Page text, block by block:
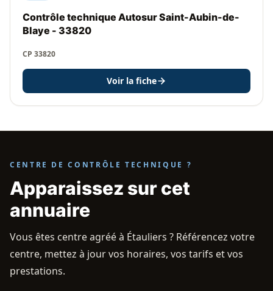
Contrôle technique Autosur Saint-Aubin-de-
Blaye - 33820
CP 33820
Voir la fiche
CENTRE DE CONTRÔLE TECHNIQUE ?
Apparaissez sur cet
annuaire
Vous êtes centre agréé à Étauliers ? Référencez votre
centre, mettez à jour vos horaires, vos tarifs et vos
prestations.